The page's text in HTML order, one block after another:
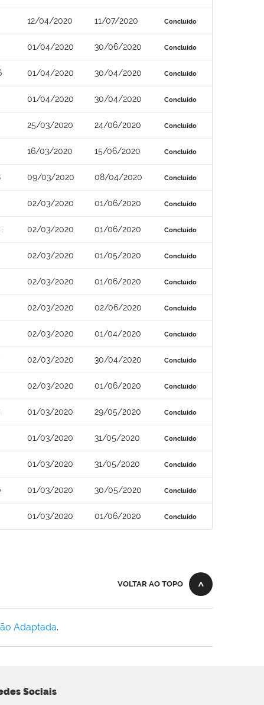
12/04/2020 11/07/2020 Concluído
01/04/2020 30/06/2020 Concluído
01/04/2020 30/04/2020 Concluído
01/04/2020 30/04/2020 Concluído
25/03/2020 24/06/2020 Concluído
16/03/2020 15/06/2020 Concluído
09/03/2020 08/04/2020 Concluído
02/03/2020 01/06/2020 Concluído
02/03/2020 01/06/2020 Concluído
02/03/2020 01/05/2020 Concluído
02/03/2020 01/06/2020 Concluído
02/03/2020 02/06/2020 Concluído
02/03/2020 01/04/2020 Concluído
02/03/2020 30/04/2020 Concluído
02/03/2020 01/06/2020 Concluído
01/03/2020 29/05/2020 Concluído
01/03/2020 31/05/2020 Concluído
01/03/2020 31/05/2020 Concluído
01/03/2020 30/05/2020 Concluído
01/03/2020 01/06/2020 Concluído
VOLTAR AO TOPO
Adaptada.
Sociais